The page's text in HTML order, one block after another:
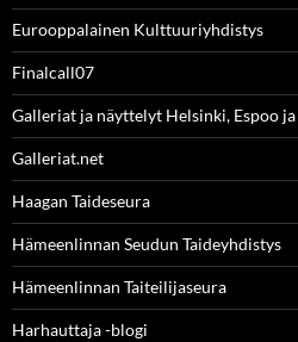
Eurooppalainen Kulttuuriyhdistys
Finalcall07
Galleriat ja näyttelyt Helsinki, Espoo ja
Galleriat.net
Haagan Taideseura
Hämeenlinnan Seudun Taideyhdistys
Hämeenlinnan Taiteilijaseura
Harhauttaja -blogi